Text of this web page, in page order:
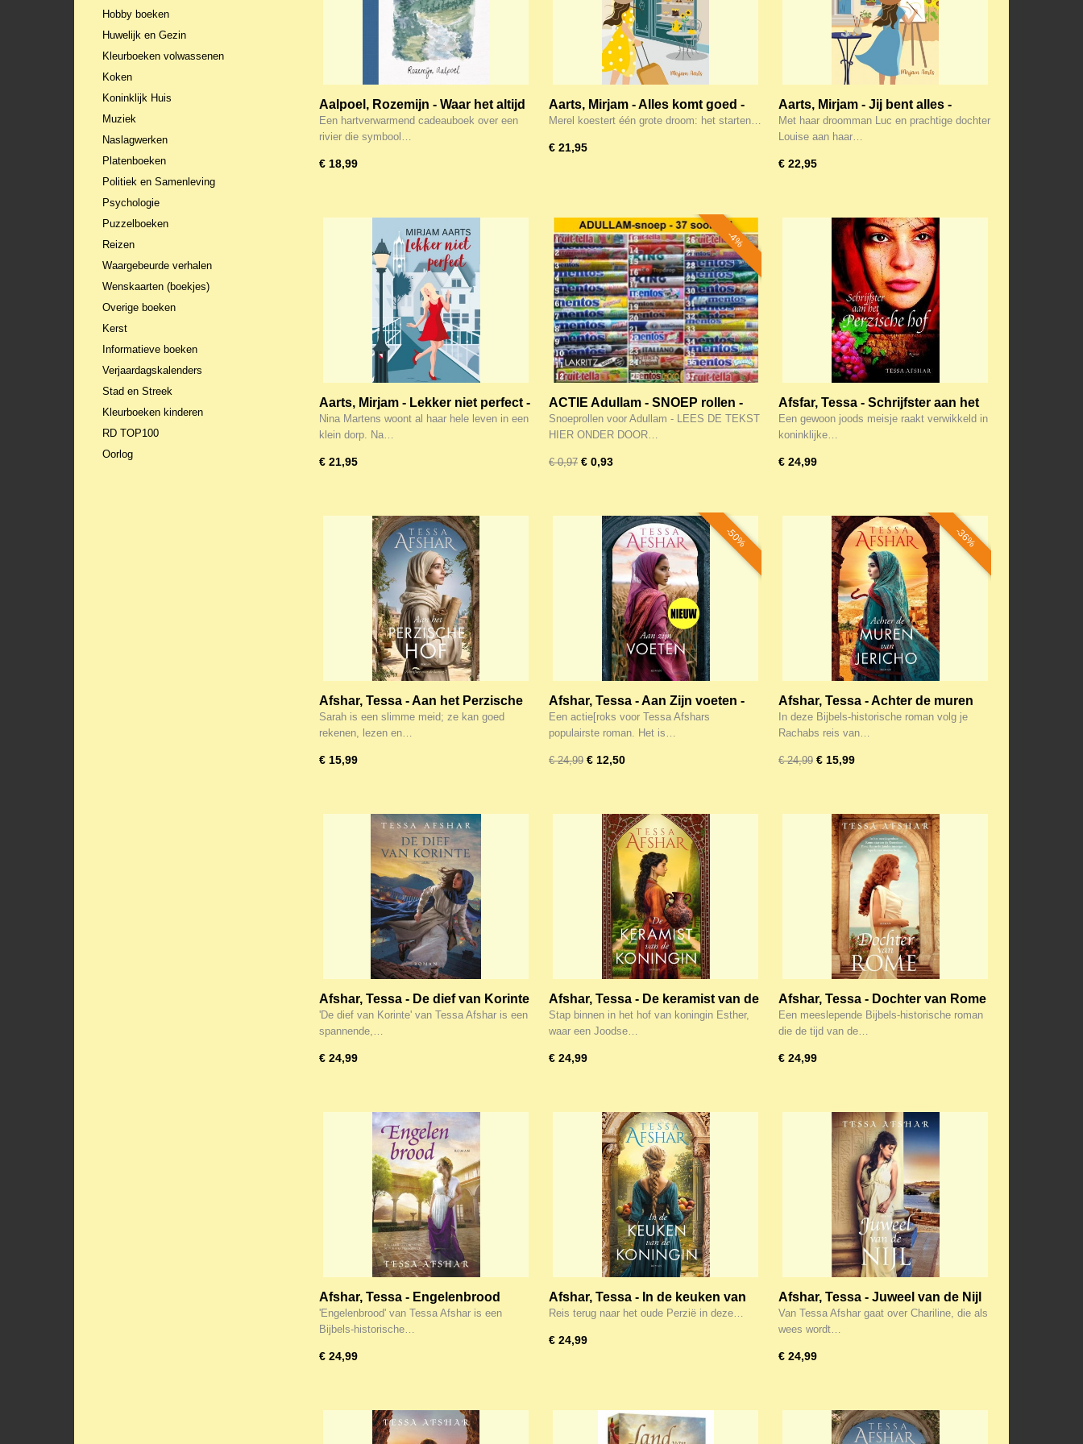
Hobby boeken
Huwelijk en Gezin
Kleurboeken volwassenen
Koken
Koninklijk Huis
Muziek
Naslagwerken
Platenboeken
Politiek en Samenleving
Psychologie
Puzzelboeken
Reizen
Waargebeurde verhalen
Wenskaarten (boekjes)
Overige boeken
Kerst
Informatieve boeken
Verjaardagskalenders
Stad en Streek
Kleurboeken kinderen
RD TOP100
Oorlog
Aalpoel, Rozemijn - Waar het altijd
thuis is
Een hartverwarmend cadeauboek over een
rivier die symbool…
€ 18,99
Aarts, Mirjam - Alles komt goed -
Citroen meringue 1
Merel koestert één grote droom: het starten…
€ 21,95
Aarts, Mirjam - Jij bent alles -
Citroen Merinque 2
Met haar droomman Luc en prachtige dochter
Louise aan haar…
€ 22,95
Aarts, Mirjam - Lekker niet perfect -
Citroen Meringue 3
Nina Martens woont al haar hele leven in een
klein dorp. Na…
€ 21,95
-4%
ACTIE Adullam - SNOEP rollen -
ALLEEN bij meer dan 25 euro aan
boeken/muziek
Snoeprollen voor Adullam - LEES DE TEKST
HIER ONDER DOOR…
€ 0,97 € 0,93
Afsfar, Tessa - Schrijfster aan het
Perzische hof
Een gewoon joods meisje raakt verwikkeld in
koninklijke…
€ 24,99
Afshar, Tessa - Aan het Perzische
hof
Sarah is een slimme meid; ze kan goed
rekenen, lezen en…
€ 15,99
-50%
Afshar, Tessa - Aan Zijn voeten -
ACTIE
Een actie[roks voor Tessa Afshars
populairste roman. Het is…
€ 24,99 € 12,50
-36%
Afshar, Tessa - Achter de muren
van Jericho
In deze Bijbels-historische roman volg je
Rachabs reis van…
€ 24,99 € 15,99
Afshar, Tessa - De dief van Korinte
'De dief van Korinte' van Tessa Afshar is een
spannende,…
€ 24,99
Afshar, Tessa - De keramist van de
koningin
Stap binnen in het hof van koningin Esther,
waar een Joodse…
€ 24,99
Afshar, Tessa - Dochter van Rome
Een meeslepende Bijbels-historische roman
die de tijd van de…
€ 24,99
Afshar, Tessa - Engelenbrood
'Engelenbrood' van Tessa Afshar is een
Bijbels-historische…
€ 24,99
Afshar, Tessa - In de keuken van
de koningin
Reis terug naar het oude Perzië in deze…
€ 24,99
Afshar, Tessa - Juweel van de Nijl
Van Tessa Afshar gaat over Chariline, die als
wees wordt…
€ 24,99